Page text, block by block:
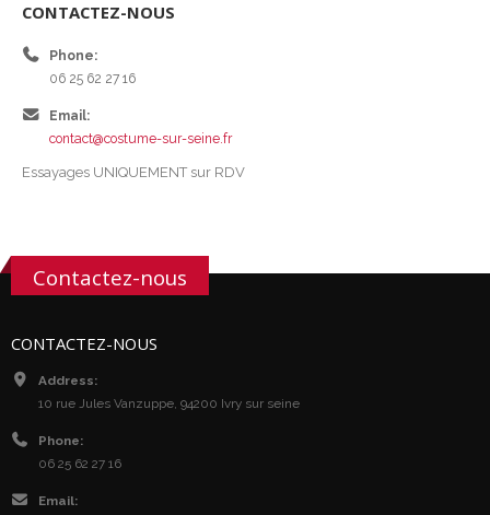
CONTACTEZ-NOUS
Phone:
06 25 62 27 16
Email:
contact@costume-sur-seine.fr
Essayages UNIQUEMENT sur RDV
Contactez-nous
CONTACTEZ-NOUS
Address:
10 rue Jules Vanzuppe, 94200 Ivry sur seine
Phone:
06 25 62 27 16
Email: